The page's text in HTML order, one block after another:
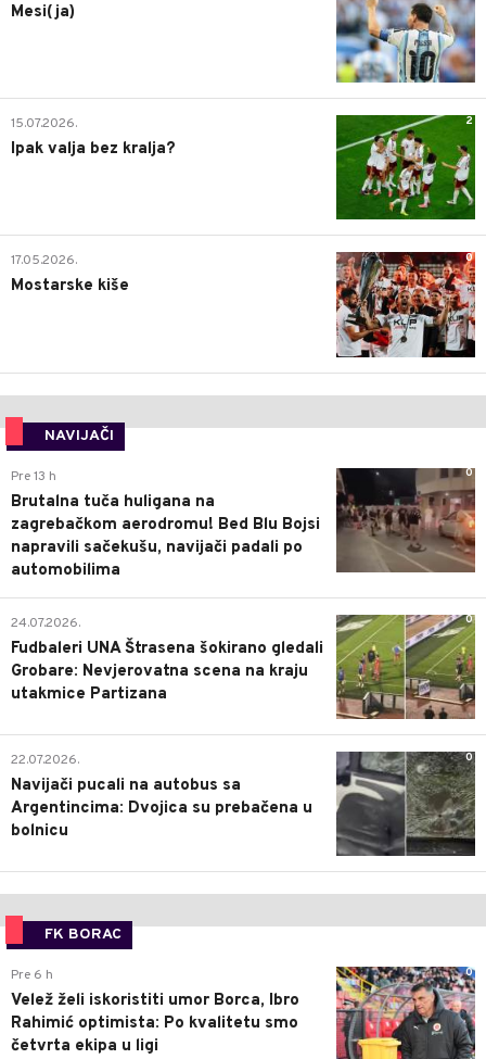
Mesi(ja)
2
15.07.2026.
Ipak valja bez kralja?
0
17.05.2026.
Mostarske kiše
NAVIJAČI
0
Pre 13 h
Brutalna tuča huligana na
zagrebačkom aerodromu! Bed Blu Bojsi
napravili sačekušu, navijači padali po
automobilima
0
24.07.2026.
Fudbaleri UNA Štrasena šokirano gledali
Grobare: Nevjerovatna scena na kraju
utakmice Partizana
0
22.07.2026.
Navijači pucali na autobus sa
Argentincima: Dvojica su prebačena u
bolnicu
FK BORAC
0
Pre 6 h
Velež želi iskoristiti umor Borca, Ibro
Rahimić optimista: Po kvalitetu smo
četvrta ekipa u ligi